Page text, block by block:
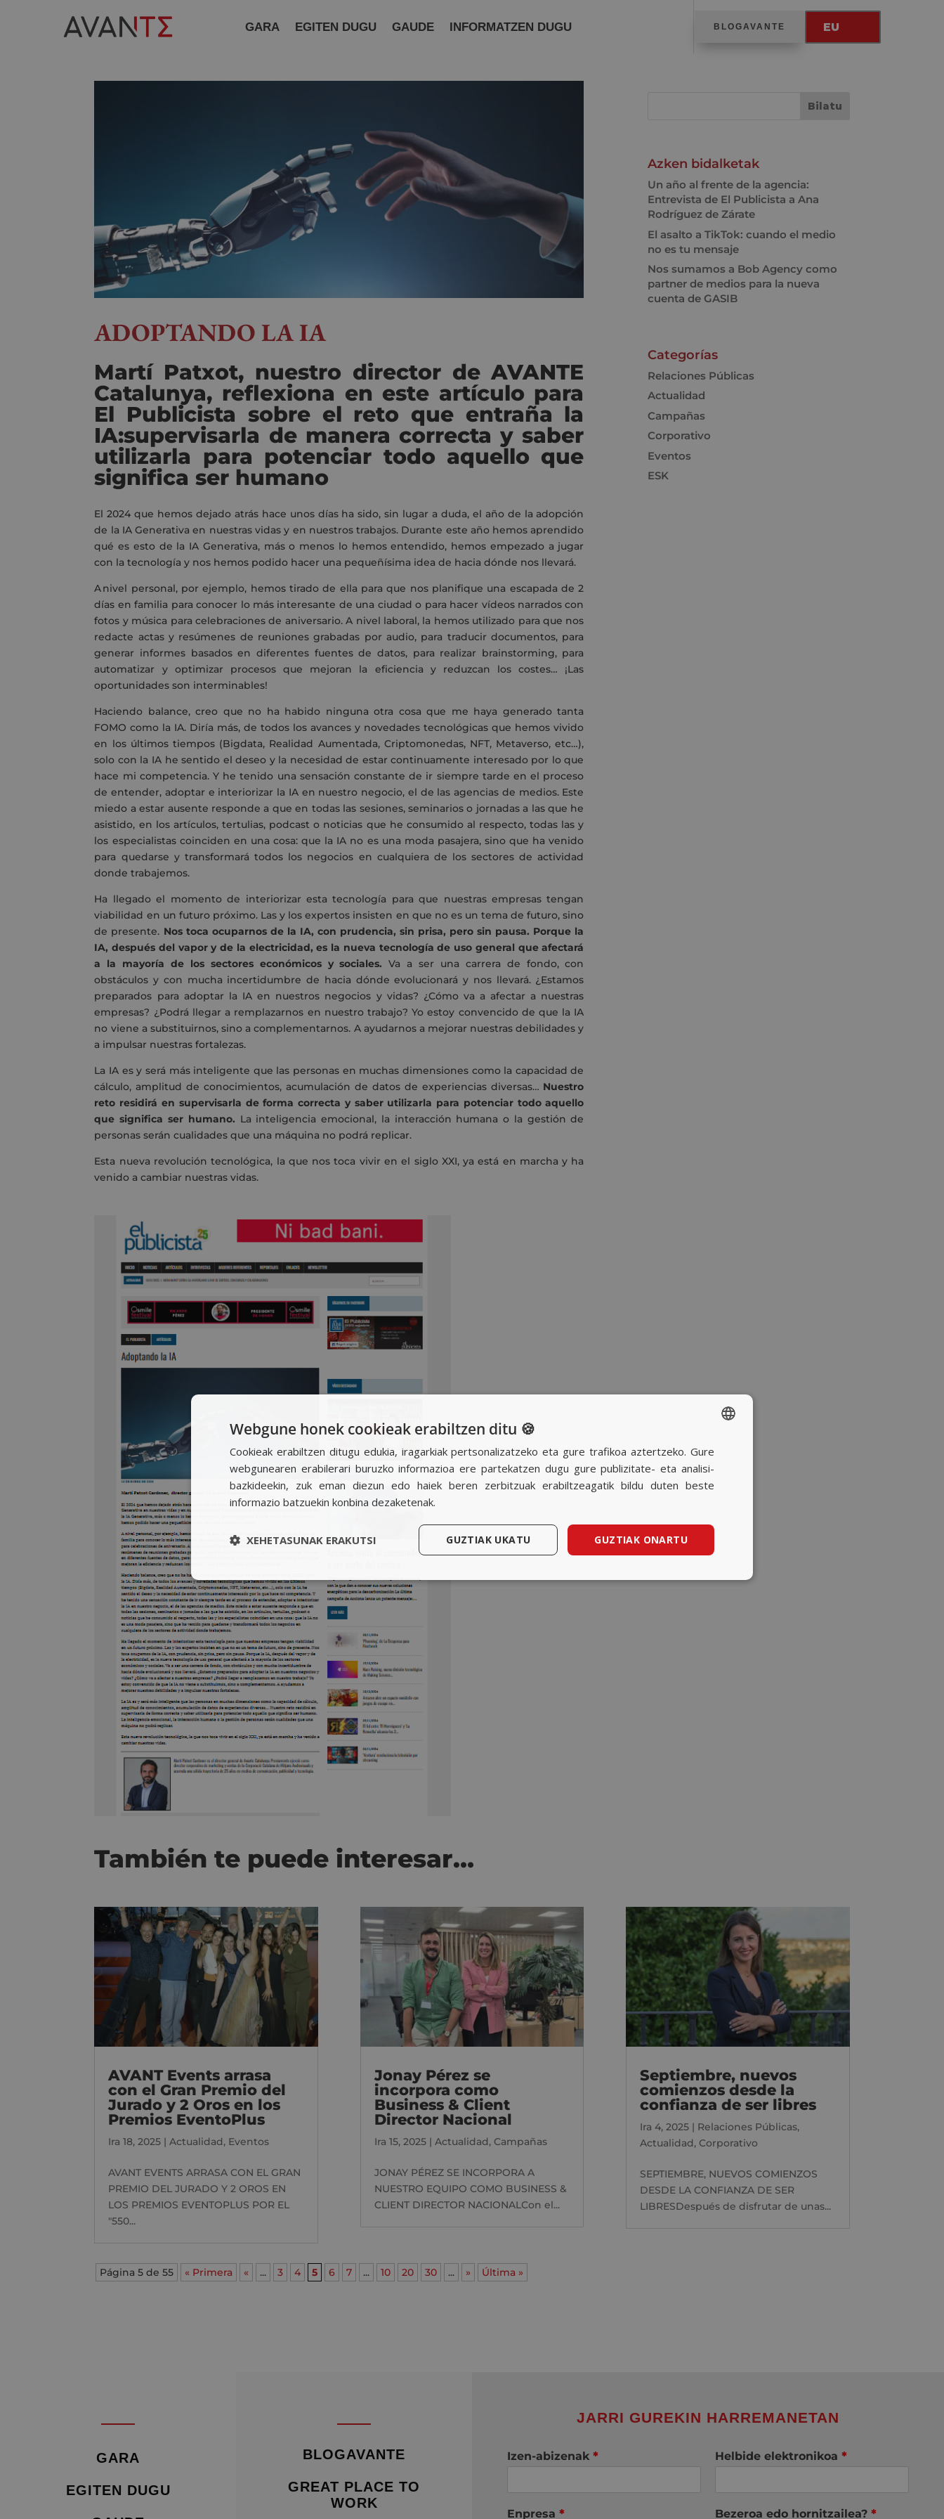
GARA EGITEN DUGU GAUDE INFORMATZEN DUGU BLOGAVANTE EU
ADOPTANDO LA IA
Martí Patxot, nuestro director de AVANTE
Catalunya, reflexiona en este artículo para
El Publicista sobre el reto que entraña la
IA:supervisarla de manera correcta y saber
utilizarla para potenciar todo aquello que
significa ser humano
El 2024 que hemos dejado atrás hace unos días ha sido, sin lugar a duda, el año de la adopción
de la IA Generativa en nuestras vidas y en nuestros trabajos. Durante este año hemos aprendido
qué es esto de la IA Generativa, más o menos lo hemos entendido, hemos empezado a jugar
con la tecnología y nos hemos podido hacer una pequeñísima idea de hacia dónde nos llevará.
A nivel personal, por ejemplo, hemos tirado de ella para que nos planifique una escapada de 2
días en familia para conocer lo más interesante de una ciudad o para hacer vídeos narrados con
fotos y música para celebraciones de aniversario. A nivel laboral, la hemos utilizado para que nos
redacte actas y resúmenes de reuniones grabadas por audio, para traducir documentos, para
generar informes basados en diferentes fuentes de datos, para realizar brainstorming, para
automatizar y optimizar procesos que mejoran la eficiencia y reduzcan los costes… ¡Las
oportunidades son interminables!
Haciendo balance, creo que no ha habido ninguna otra cosa que me haya generado tanta
FOMO como la IA. Diría más, de todos los avances y novedades tecnológicas que hemos vivido
en los últimos tiempos (Bigdata, Realidad Aumentada, Criptomonedas, NFT, Metaverso, etc…),
solo con la IA he sentido el deseo y la necesidad de estar continuamente interesado por lo que
hace mi competencia. Y he tenido una sensación constante de ir siempre tarde en el proceso
de entender, adoptar e interiorizar la IA en nuestro negocio, el de las agencias de medios. Este
miedo a estar ausente responde a que en todas las sesiones, seminarios o jornadas a las que he
asistido, en los artículos, tertulias, podcast o noticias que he consumido al respecto, todas las y
los especialistas coinciden en una cosa: que la IA no es una moda pasajera, sino que ha venido
para quedarse y transformará todos los negocios en cualquiera de los sectores de actividad
donde trabajemos.
Ha llegado el momento de interiorizar esta tecnología para que nuestras empresas tengan
viabilidad en un futuro próximo. Las y los expertos insisten en que no es un tema de futuro, sino
de presente. Nos toca ocuparnos de la IA, con prudencia, sin prisa, pero sin pausa. Porque la
IA, después del vapor y de la electricidad, es la nueva tecnología de uso general que afectará
a la mayoría de los sectores económicos y sociales. Va a ser una carrera de fondo, con
obstáculos y con mucha incertidumbre de hacia dónde evolucionará y nos llevará. ¿Estamos
preparados para adoptar la IA en nuestros negocios y vidas? ¿Cómo va a afectar a nuestras
empresas? ¿Podrá llegar a remplazarnos en nuestro trabajo? Yo estoy convencido de que la IA
no viene a substituirnos, sino a complementarnos. A ayudarnos a mejorar nuestras debilidades y
a impulsar nuestras fortalezas.
La IA es y será más inteligente que las personas en muchas dimensiones como la capacidad de
cálculo, amplitud de conocimientos, acumulación de datos de experiencias diversas… Nuestro
reto residirá en supervisarla de forma correcta y saber utilizarla para potenciar todo aquello
que significa ser humano. La inteligencia emocional, la interacción humana o la gestión de
personas serán cualidades que una máquina no podrá replicar.
Esta nueva revolución tecnológica, la que nos toca vivir en el siglo XXI, ya está en marcha y ha
venido a cambiar nuestras vidas.
Azken bidalketak
Un año al frente de la agencia:
Entrevista de El Publicista a Ana
Rodríguez de Zárate
El asalto a TikTok: cuando el medio
no es tu mensaje
Nos sumamos a Bob Agency como
partner de medios para la nueva
cuenta de GASIB
Categorías
Relaciones Públicas
Actualidad
Campañas
Corporativo
Eventos
ESK
También te puede interesar…
AVANT Events arrasa
con el Gran Premio del
Jurado y 2 Oros en los
Premios EventoPlus
Ira 18, 2025 |Actualidad, Eventos
AVANT EVENTS ARRASA CON EL GRAN
PREMIO DEL JURADO Y 2 OROS EN
LOS PREMIOS EVENTOPLUS POR EL
"550...
Jonay Pérez se
incorpora como
Business & Client
Director Nacional
Ira 15, 2025| Actualidad, Campañas
JONAY PÉREZ SE INCORPORA A
NUESTRO EQUIPO COMO BUSINESS &
CLIENT DIRECTOR NACIONALCon el...
Septiembre, nuevos
comienzos desde la
confianza de ser libres
Ira 4, 2025| Relaciones Públicas,
Actualidad, Corporativo
SEPTIEMBRE, NUEVOS COMIENZOS
DESDE LA CONFIANZA DE SER
LIBRESDespués de disfrutar de unas...
Página 5 de 55 « Primera « ... 3 4 5 6 7 ... 10 20 30 ... » Última »
GARA
EGITEN DUGU
BLOGAVANTE
GREAT PLACE TO
WORK
JARRI GUREKIN HARREMANETAN
Izen-abizenak * Helbide elektronikoa *
Enpresa * Bezeroa edo hornitzailea? *
SPANISH
BASQUE
Webgune honek cookieak erabiltzen ditu 🍪
Cookieak erabiltzen ditugu edukia, iragarkiak pertsonalizatzeko eta gure trafikoa aztertzeko. Gure
webgunearen erabilerari buruzko informazioa ere partekatzen dugu gure publizitate- eta analisi-
bazkideekin, zuk eman diezun edo haiek beren zerbitzuak erabiltzeagatik bildu duten beste
informazio batzuekin konbina dezaketenak.
GUZTIAK ONARTU
GUZTIAK UKATU
XEHETASUNAK ERAKUTSI